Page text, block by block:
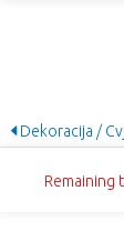
Dekoracija /
Remaining